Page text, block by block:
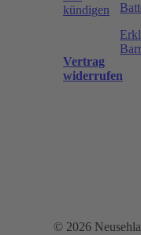
kündigen
Vertrag
widerrufen
© 2026